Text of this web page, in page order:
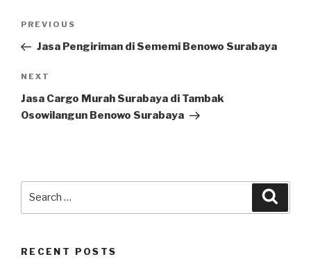
PREVIOUS
Jasa Pengiriman di Sememi Benowo Surabaya
NEXT
Jasa Cargo Murah Surabaya di Tambak
Osowilangun Benowo Surabaya
RECENT POSTS